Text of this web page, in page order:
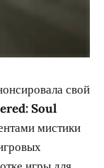
свой
Soul
мистики